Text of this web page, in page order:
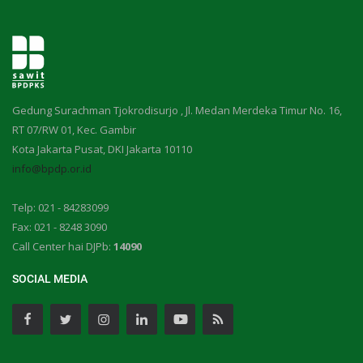
Gedung Surachman Tjokrodisurjo , Jl. Medan Merdeka Timur No. 16,
RT 07/RW 01, Kec. Gambir
Kota Jakarta Pusat, DKI Jakarta 10110
info@bpdp.or.id
Telp: 021 - 84283099
Fax: 021 - 8248 3090
Call Center hai DJPb: 14090
SOCIAL MEDIA